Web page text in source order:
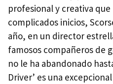
profesional y creativa
complicados inicios,
año, en un director
famosos compañeros de
no le ha abandonado
Driver’ es una